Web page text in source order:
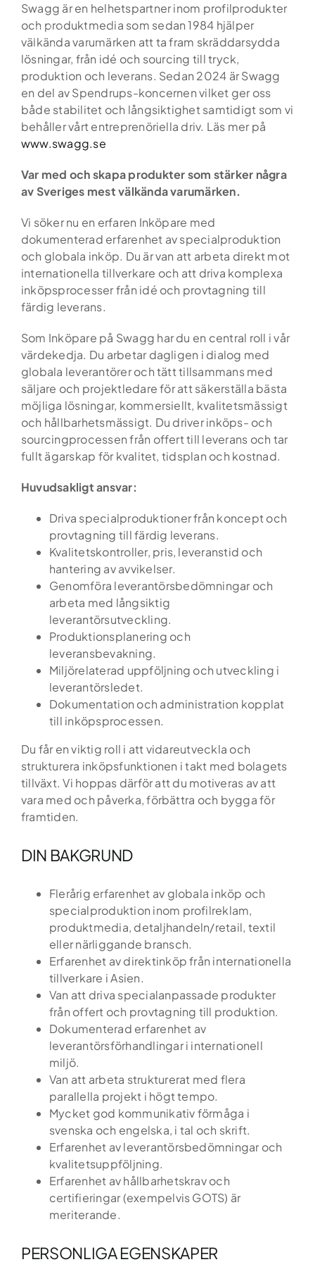
Skip
content
Swagg är en helhetspartner inom profilprodukter
och produktmedia som sedan 1984 hjälper
välkända varumärken att ta fram skräddarsydda
lösningar, från idé och sourcing till tryck,
produktion och leverans. Sedan 2024 är Swagg
en del av Spendrups-koncernen vilket ger oss
både stabilitet och långsiktighet samtidigt som vi
behåller vårt entreprenöriella driv. Läs mer på
www.swagg.se
Var med och skapa produkter som stärker några
av Sveriges mest välkända varumärken.
Vi söker nu en erfaren Inköpare med
dokumenterad erfarenhet av specialproduktion
och globala inköp. Du är van att arbeta direkt mot
internationella tillverkare och att driva komplexa
inköpsprocesser från idé och provtagning till
färdig leverans.
Som Inköpare på Swagg har du en central roll i vår
värdekedja. Du arbetar dagligen i dialog med
globala leverantörer och tätt tillsammans med
säljare och projektledare för att säkerställa bästa
möjliga lösningar, kommersiellt, kvalitetsmässigt
och hållbarhetsmässigt. Du driver inköps- och
sourcingprocessen från offert till leverans och tar
fullt ägarskap för kvalitet, tidsplan och kostnad.
Huvudsakligt ansvar:
Driva specialproduktioner från koncept och
provtagning till färdig leverans.
Kvalitetskontroller, pris, leveranstid och
hantering av avvikelser.
Genomföra leverantörsbedömningar och
arbeta med långsiktig
leverantörsutveckling.
Produktionsplanering och
leveransbevakning.
Miljörelaterad uppföljning och utveckling i
leverantörsledet.
Dokumentation och administration kopplat
till inköpsprocessen.
Du får en viktig roll i att vidareutveckla och
strukturera inköpsfunktionen i takt med bolagets
tillväxt. Vi hoppas därför att du motiveras av att
vara med och påverka, förbättra och bygga för
framtiden.
DIN BAKGRUND
Flerårig erfarenhet av globala inköp och
specialproduktion inom profilreklam,
produktmedia, detaljhandeln/retail, textil
eller närliggande bransch.
Erfarenhet av direktinköp från internationella
tillverkare i Asien.
Van att driva specialanpassade produkter
från offert och provtagning till produktion.
Dokumenterad erfarenhet av
leverantörsförhandlingar i internationell
miljö.
Van att arbeta strukturerat med flera
parallella projekt i högt tempo.
Mycket god kommunikativ förmåga i
svenska och engelska, i tal och skrift.
Erfarenhet av leverantörsbedömningar och
kvalitetsuppföljning.
Erfarenhet av hållbarhetskrav och
certifieringar (exempelvis GOTS) är
meriterande.
PERSONLIGA EGENSKAPER